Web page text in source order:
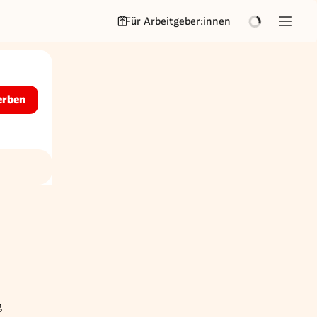
Für Arbeitgeber:innen